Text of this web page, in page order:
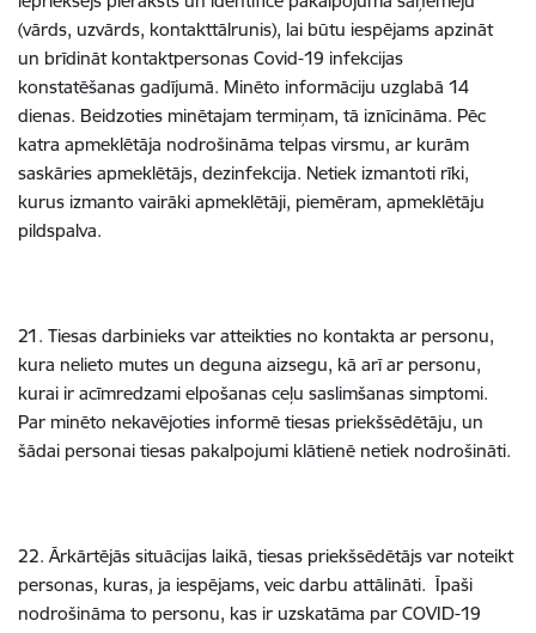
(vārds, uzvārds, kontakttālrunis), lai būtu iespējams apzināt
un brīdināt kontaktpersonas Covid-19 infekcijas
konstatēšanas gadījumā. Minēto informāciju uzglabā 14
dienas. Beidzoties minētajam termiņam, tā iznīcināma. Pēc
katra apmeklētāja nodrošināma telpas virsmu, ar kurām
saskāries apmeklētājs, dezinfekcija. Netiek izmantoti rīki,
kurus izmanto vairāki apmeklētāji, piemēram, apmeklētāju
pildspalva.
21. Tiesas darbinieks var atteikties no kontakta ar personu,
kura nelieto mutes un deguna aizsegu, kā arī ar personu,
kurai ir acīmredzami elpošanas ceļu saslimšanas simptomi.
Par minēto nekavējoties informē tiesas priekšsēdētāju, un
šādai personai tiesas pakalpojumi klātienē netiek nodrošināti.
22. Ārkārtējās situācijas laikā, tiesas priekšsēdētājs var noteikt
personas, kuras, ja iespējams, veic darbu attālināti. Īpaši
nodrošināma to personu, kas ir uzskatāma par COVID-19